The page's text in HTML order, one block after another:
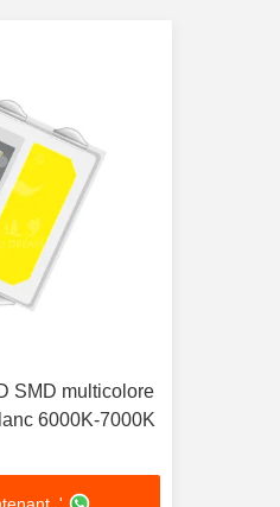
SMD multicolore
6000K-7000K